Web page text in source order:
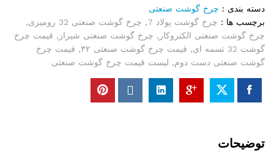
دسته بندی : چرخ گوشت صنعتی
برچسب ها : چرخ گوشت پولاد 7 , چرخ گوشت صنعتی 32 رومیزی
,
چرخ گوشت صنعتی الکتروکار , چرخ گوشت صنعتی شیراز , قیمت چرخ
گوشت 32 تسمه ای
, قیمت چرخ گوشت صنعتی ۳۲ , قیمت چرخ
گوشت صنعتی دست دوم, لیست قیمت چرخ گوشت صنعتی
توضيحات